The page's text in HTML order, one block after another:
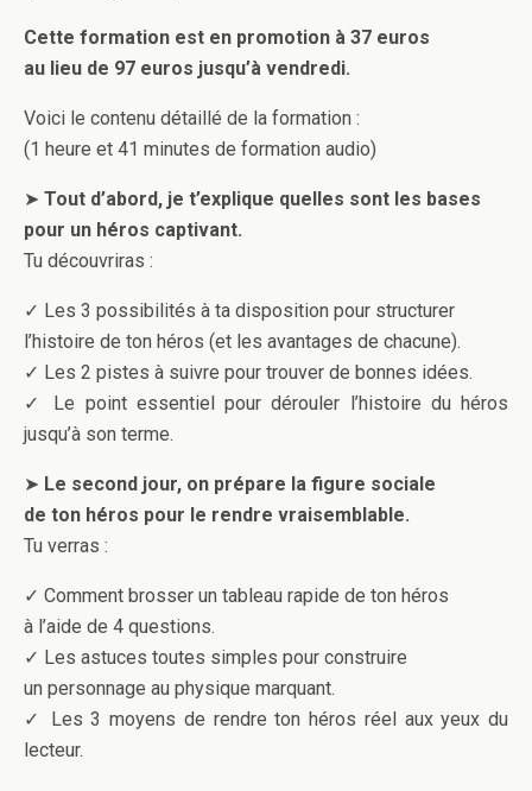
Cette formation est en promotion à 37 euros
au lieu de 97 euros jusqu’à vendredi.
Voici le contenu détaillé de la formation :
(1 heure et 41 minutes de formation audio)
➤ Tout d’abord, je t’explique quelles sont les bases
pour un héros captivant.
Tu découvriras :
✓ Les 3 possibilités à ta disposition pour structurer
l’histoire de ton héros (et les avantages de chacune).
✓ Les 2 pistes à suivre pour trouver de bonnes idées.
✓ Le point essentiel pour dérouler l’histoire du héros
jusqu’à son terme.
➤ Le second jour, on prépare la figure sociale
de ton héros pour le rendre vraisemblable.
Tu verras :
✓ Comment brosser un tableau rapide de ton héros
à l’aide de 4 questions.
✓ Les astuces toutes simples pour construire
un personnage au physique marquant.
✓ Les 3 moyens de rendre ton héros réel aux yeux du
lecteur.